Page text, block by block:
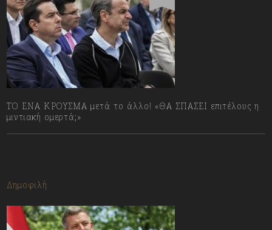
ΤΟ ΕΝΑ ΚΡΟΥΣΜΑ μετά το άλλο! «ΘΑ ΣΠΑΣΕΙ επιτέλους η
μιντιακή ομερτά;»
Δημοφιλή